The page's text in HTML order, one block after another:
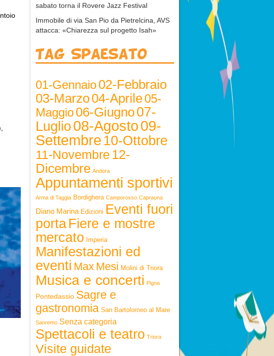
sabato torna il Rovere Jazz Festival
Immobile di via San Pio da Pietrelcina, AVS
attacca: «Chiarezza sul progetto Isah»
Tag Spaesato
01-Gennaio02-Febbraio
03-Marzo04-Aprile05-
Maggio06-Giugno07-
Luglio 08-Agosto09-
Settembre 10-Ottobre
11-Novembre 12-
Dicembre Andora
Appuntamenti sportivi
Arma di Taggia Bordighera Camporosso Caprauna
Diano Marina Edizioni Eventi fuori
porta Fiere e mostre
mercato
Imperia
Manifestazioni ed
eventi Max Mesi Molini di Triora
Musica e concerti Pigna
Pontedassio Sagre e
gastronomia San Bartolomeo al Mare
Sanremo Senza categoria
Spettacoli e teatro Triora
Visite guidate